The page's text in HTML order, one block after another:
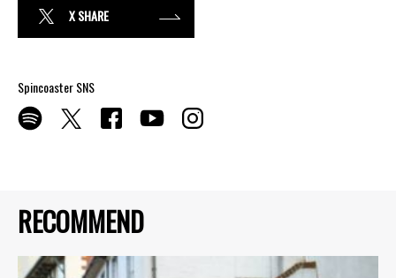
RECOMMEND
X SHARE
Spincoaster SNS